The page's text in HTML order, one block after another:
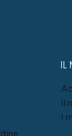
IL
Il
I